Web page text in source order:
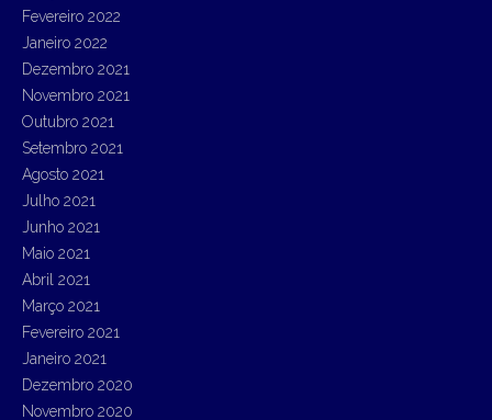
Fevereiro 2022
Janeiro 2022
Dezembro 2021
Novembro 2021
Outubro 2021
Setembro 2021
Agosto 2021
Julho 2021
Junho 2021
Maio 2021
Abril 2021
Março 2021
Fevereiro 2021
Janeiro 2021
Dezembro 2020
Novembro 2020